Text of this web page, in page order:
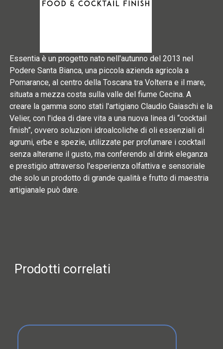
Essentia è un progetto nato nell'autunno del 2013 nel
Podere Santa Bianca, una piccola azienda agricola a
Pomarance, al centro della Toscana tra Volterra e il mare,
situata a mezza costa sulla valle del fiume Cecina. A
creare la gamma sono stati l'artigiano Claudio Gaiaschi e la
Velier, con l'idea di dare vita a una nuova linea di “cocktail
finish”, ovvero soluzioni idroalcoliche di oli essenziali di
agrumi, erbe e spezie, utilizzate per profumare i cocktail
senza alterarne il gusto, ma conferendo al drink eleganza
e prestigio attraverso l'esperienza olfattiva e sensoriale
che solo un prodotto di grande qualità e frutto di maestria
artigianale può dare.
Prodotti correlati